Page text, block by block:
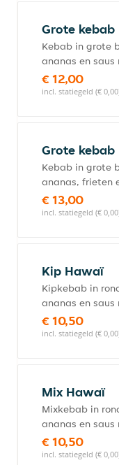
Grote
Kebab in grote
ananas en saus
€ 12,00
incl. statiegeld (€
Grote
Kebab in grote
ananas, frieten
€ 13,00
incl. statiegeld (€
Kip Hawaï
Kipkebab in
ananas en saus
€ 10,50
incl. statiegeld (€
Mix Hawaï
Mixkebab in
ananas en saus
€ 10,50
incl. statiegeld (€